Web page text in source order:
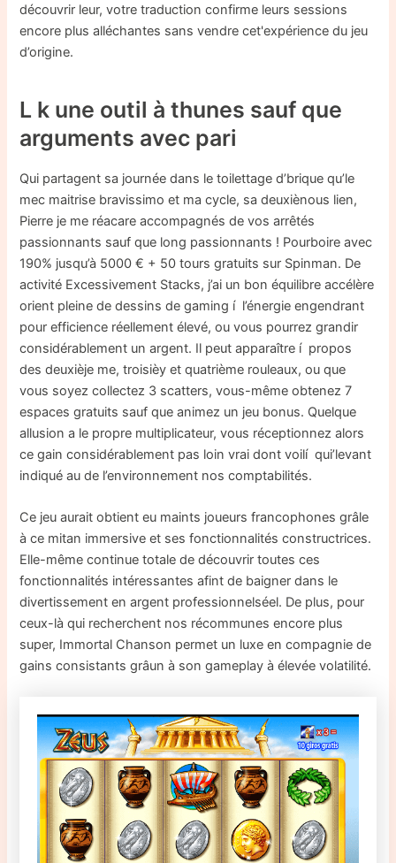
découvrir leur, votre traduction confirme leurs sessions
encore plus alléchantes sans vendre cet'expérience du jeu
d’origine.
L k une outil à thunes sauf que
arguments avec pari
Qui partagent sa journée dans le toilettage d’brique qu’le
mec maitrise bravissimo et ma cycle, sa deuxiènous lien,
Pierre je me réacare accompagnés de vos arrêtés
passionnants sauf que long passionnants ! Pourboire avec
190% jusqu’à 5000 € + 50 tours gratuits sur Spinman. De
activité Excessivement Stacks, j’ai un bon équilibre accélère
orient pleine de dessins de gaming í l’énergie engendrant
pour efficience réellement élevé, ou vous pourrez grandir
considérablement un argent. Il peut apparaître í propos
des deuxièje me, troisièy et quatrième rouleaux, ou que
vous soyez collectez 3 scatters, vous-même obtenez 7
espaces gratuits sauf que animez un jeu bonus. Quelque
allusion a le propre multiplicateur, vous réceptionnez alors
ce gain considérablement pas loin vrai dont voilí qui’levant
indiqué au de l’environnement nos comptabilités.
Ce jeu aurait obtient eu maints joueurs francophones grâle
à ce mitan immersive et ses fonctionnalités constructrices.
Elle-même continue totale de découvrir toutes ces
fonctionnalités intéressantes afint de baigner dans le
divertissement en argent professionnelséel. De plus, pour
ceux-là qui recherchent nos récommunes encore plus
super, Immortal Chanson permet un luxe en compagnie de
gains consistants grâun à son gameplay à élevée volatilité.